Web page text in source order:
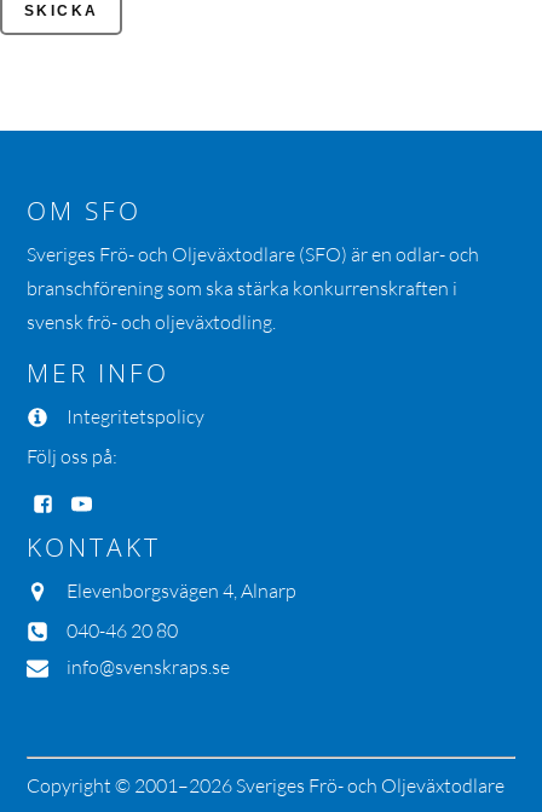
SKICKA
OM SFO
Sveriges Frö- och Oljeväxtodlare (SFO) är en odlar- och
branschförening som ska stärka konkurrenskraften i
svensk frö- och oljeväxtodling.
MER INFO
Integritetspolicy
Följ oss på:
KONTAKT
Elevenborgsvägen 4, Alnarp
040-46 20 80
info@svenskraps.se
Copyright © 2001–2026 Sveriges Frö- och Oljeväxtodlare